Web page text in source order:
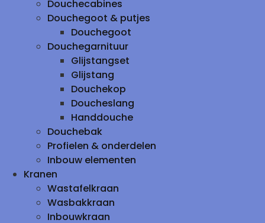
Douchecabines
Douchegoot & putjes
Douchegoot
Douchegarnituur
Glijstangset
Glijstang
Douchekop
Doucheslang
Handdouche
Douchebak
Profielen & onderdelen
Inbouw elementen
Kranen
Wastafelkraan
Wasbakkraan
Inbouwkraan